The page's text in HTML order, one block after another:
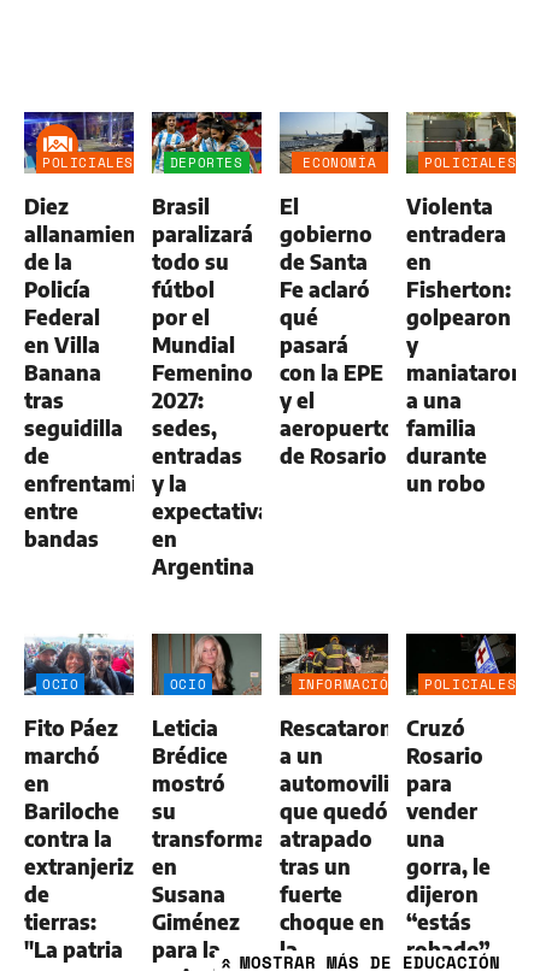
POLICIALES
Diez
allanamientos
de la
Policía
Federal
en Villa
Banana
tras
seguidilla
de
enfrentamientos
entre
bandas
DEPORTES
Brasil
paralizará
todo su
fútbol
por el
Mundial
Femenino
2027:
sedes,
entradas
y la
expectativa
en
Argentina
ECONOMÍA
El
gobierno
de Santa
Fe aclaró
qué
pasará
con la EPE
y el
aeropuerto
de Rosario
POLICIALES
Violenta
entradera
en
Fisherton:
golpearon
y
maniataron
a una
familia
durante
un robo
OCIO
Fito Páez
marchó
en
Bariloche
contra la
extranjerización
de
tierras:
"La patria
OCIO
Leticia
Brédice
mostró
su
transformación
en
Susana
Giménez
para la
INFORMACIÓN
Rescataron
a un
automovilista
que quedó
atrapado
tras un
fuerte
choque en
la
POLICIALES
Cruzó
Rosario
para
vender
una
gorra, le
dijeron
“estás
robado”
» MOSTRAR MÁS DE EDUCACIÓN